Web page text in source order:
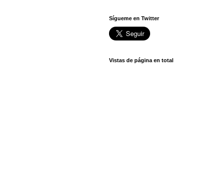
Sígueme en Twitter
Vistas de página en total